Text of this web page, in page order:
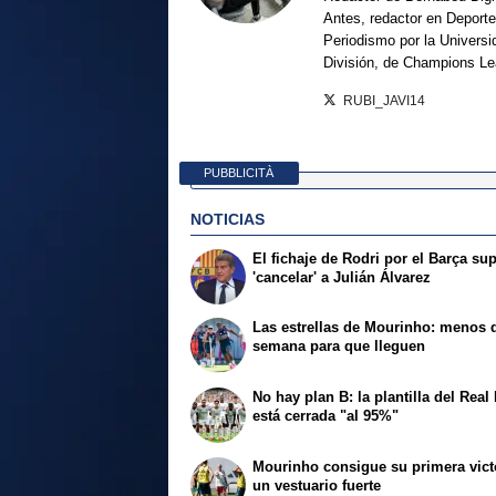
Antes, redactor en
Periodismo por la
División, de Champions
RUBI_JAVI14
PUBBLICITÀ
NOTICIAS
El fichaje de Rodri por el Barça
'cancelar' a Julián Álvarez
Las estrellas de Mourinho: menos
semana para que lleguen
No hay plan B: la plantilla del Real
está cerrada "al 95%"
Mourinho consigue su primera
un vestuario fuerte